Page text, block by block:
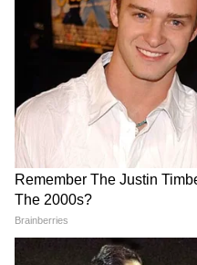
जालौर, नागौर और पाली
गया है। इस दौरान
संभावना है। 24 जुलाई से
अनुसार करीब 26 जिलों में
इसे भी पढ़ें-
गुजरात, मप्र, राजस्थान
दिया है अलर्ट
DOWNLOAD APP